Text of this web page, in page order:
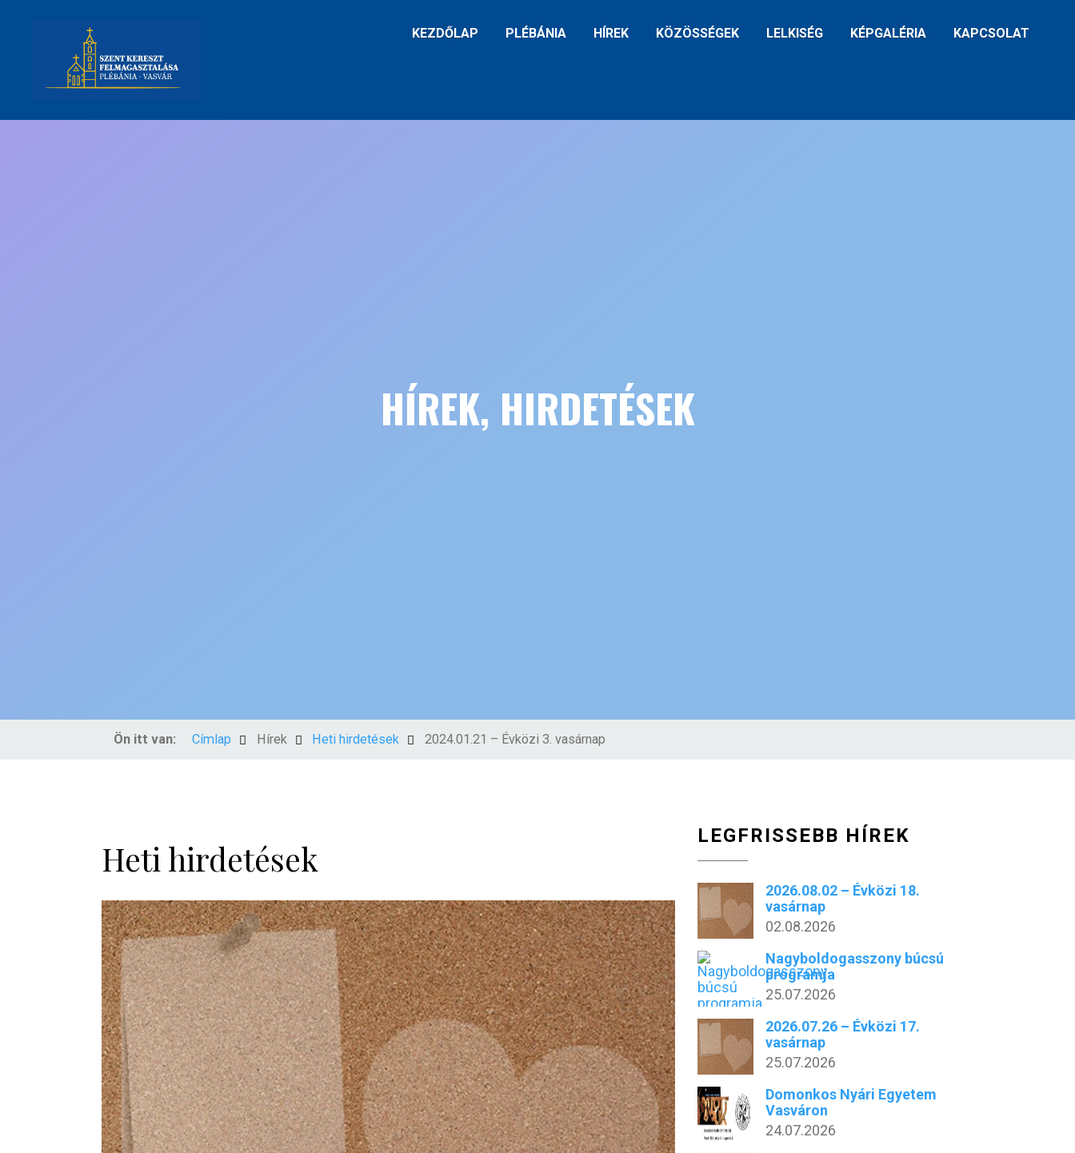
KEZDŐLAP PLÉBÁNIA HÍREK KÖZÖSSÉGEK LELKISÉG KÉPGALÉRIA KAPCSOLAT
HÍREK, HIRDETÉSEK
Ön itt van: Címlap Hírek Heti hirdetések 2024.01.21 – Évközi 3. vasárnap
Heti hirdetések
LEGFRISSEBB HÍREK
2026.08.02 – Évközi 18.
vasárnap
02.08.2026
Nagyboldogasszony búcsú
programja
25.07.2026
2026.07.26 – Évközi 17.
vasárnap
25.07.2026
Domonkos Nyári Egyetem
Vasváron
24.07.2026